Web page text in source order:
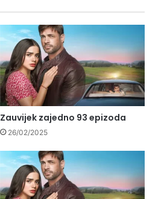
Zauvijek zajedno 93 epizoda
26/02/2025